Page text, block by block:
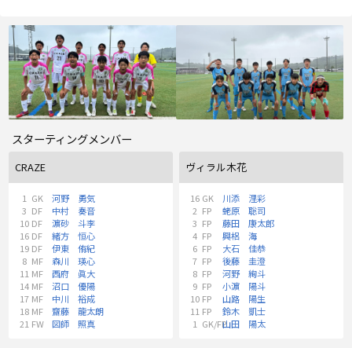
スターティングメンバー
CRAZE
1 GK
河野 勇気
3 DF
中村 奏音
10 DF
濵砂 斗李
16 DF
緒方 恒心
19 DF
伊東 侑紀
8 MF
森川 瑛心
11 MF
西府 眞大
14 MF
沼口 優陽
17 MF
中川 裕成
18 MF
齋藤 龍太朗
21 FW 図師 照真
ヴィラル木花
16 GK
川添 浬彩
2 FP
蛯原 聡司
3 FP
藤田 康太郎
4 FP
興梠 海
6 FP
大石 佳恭
7 FP
後藤 圭澄
8 FP
河野 絢斗
9 FP
小濵 陽斗
10 FP
山路 陽生
11 FP
鈴木 凱士
1 GK/FP山田 陽太